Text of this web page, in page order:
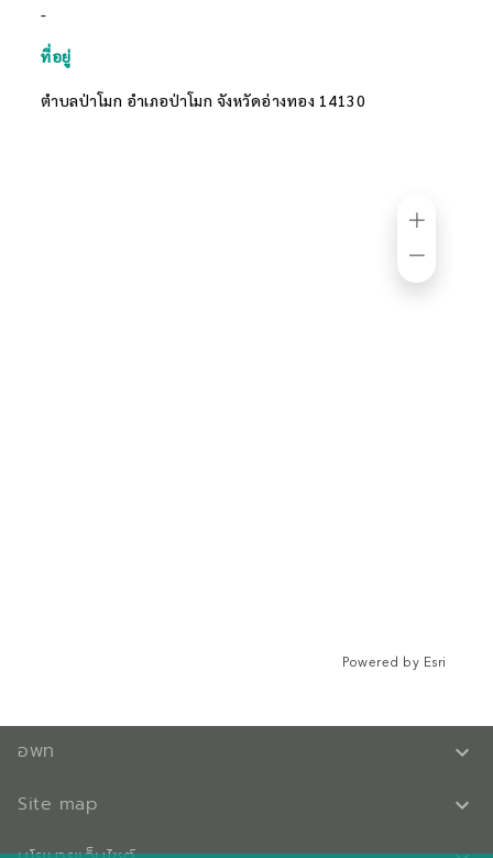
-
ที่อยู่
ตำบลป่าโมก อำเภอป่าโมก จังหวัดอ่างทอง 14130
Zoom
out
Powered by Esri
อพท
Site map